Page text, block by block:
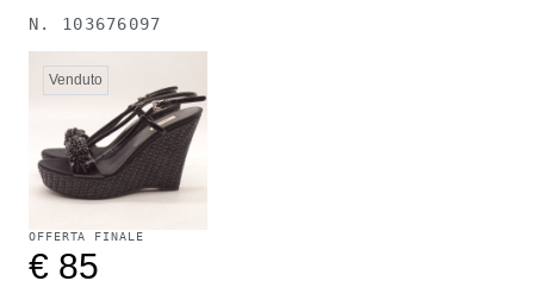
N. 103676097
Venduto
OFFERTA FINALE
€ 85